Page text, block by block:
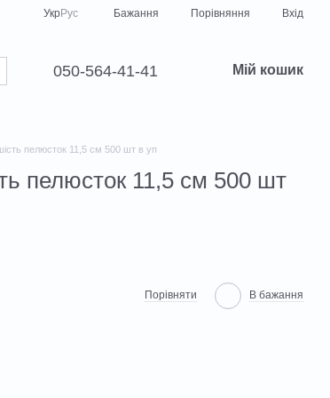
УкрРус Бажання Порівняння Вхід
050-564-41-41 Мій кошик
пелюсток 11,5 см 500 шт в уп
пелюсток 11,5 см 500 шт
Порівняти В бажання